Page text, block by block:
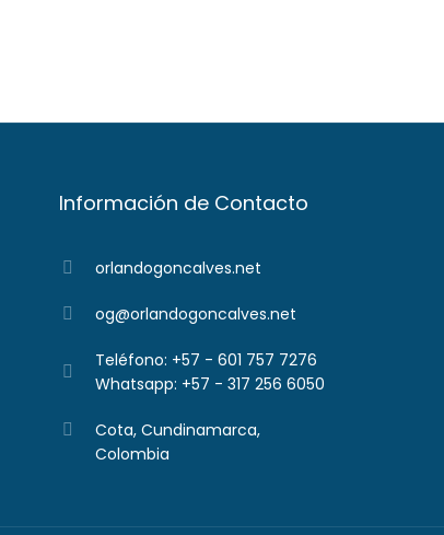
Información de Contacto
orlandogoncalves.net
og@orlandogoncalves.net
Teléfono: +57 - 601 757 7276
Whatsapp: +57 - 317 256 6050
Cota, Cundinamarca,
Colombia